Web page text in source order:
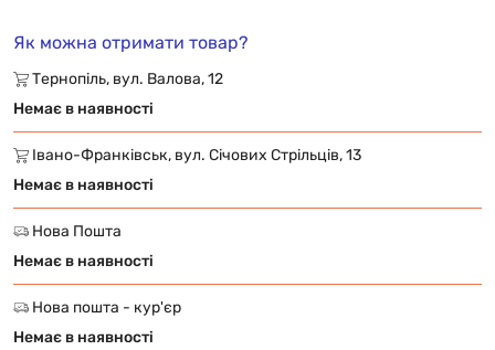
Як можна отримати товар?
Тернопіль, вул. Валова, 12
Немає в наявності
Івано-Франківськ, вул. Січових Стрільців, 13
Немає в наявності
Нова Пошта
Немає в наявності
Нова пошта - кур'єр
Немає в наявності